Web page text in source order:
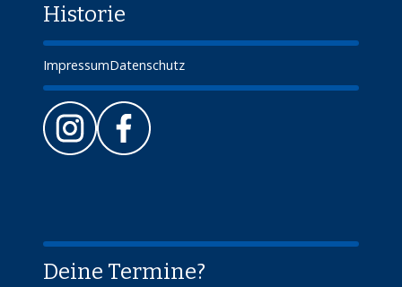
Historie
ImpressumDatenschutz
Deine Termine?